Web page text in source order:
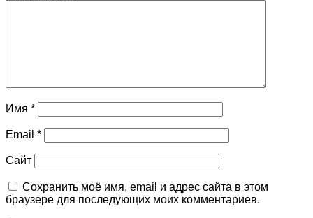
Имя *
Email *
Сайт
Сохранить моё имя, email и адрес сайта в этом
браузере для последующих моих комментариев.